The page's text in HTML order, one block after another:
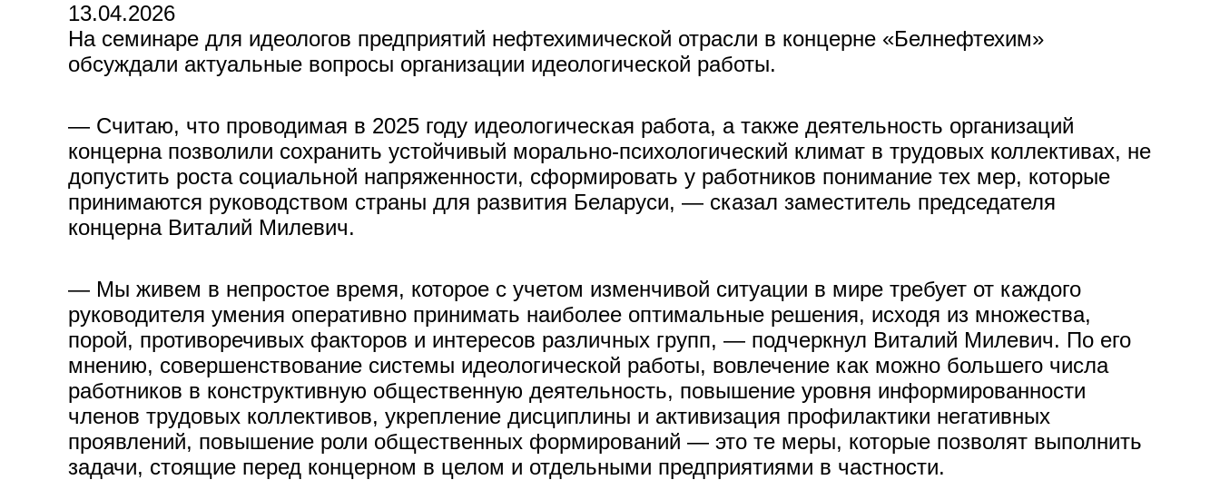
13.04.2026
На семинаре для идеологов предприятий нефтехимической отрасли в концерне «Белнефтехим»
обсуждали актуальные вопросы организации идеологической работы.
— Считаю, что проводимая в 2025 году идеологическая работа, а также деятельность организаций
концерна позволили сохранить устойчивый морально-психологический климат в трудовых коллективах, не
допустить роста социальной напряженности, сформировать у работников понимание тех мер, которые
принимаются руководством страны для развития Беларуси, — сказал заместитель председателя
концерна Виталий Милевич.
— Мы живем в непростое время, которое с учетом изменчивой ситуации в мире требует от каждого
руководителя умения оперативно принимать наиболее оптимальные решения, исходя из множества,
порой, противоречивых факторов и интересов различных групп, — подчеркнул Виталий Милевич. По его
мнению, совершенствование системы идеологической работы, вовлечение как можно большего числа
работников в конструктивную общественную деятельность, повышение уровня информированности
членов трудовых коллективов, укрепление дисциплины и активизация профилактики негативных
проявлений, повышение роли общественных формирований — это те меры, которые позволят выполнить
задачи, стоящие перед концерном в целом и отдельными предприятиями в частности.